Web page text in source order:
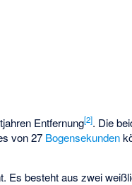
Entfernung[2]. Die
von 27 Bogensekunden
Es besteht aus zwei